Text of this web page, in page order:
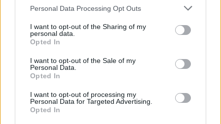
Personal Data Processing Opt Outs
I want to opt-out of the Sharing of my
personal data.
Opted In
I want to opt-out of the Sale of my
Personal Data.
Opted In
I want to opt-out of processing my
Personal Data for Targeted Advertising.
Opted In